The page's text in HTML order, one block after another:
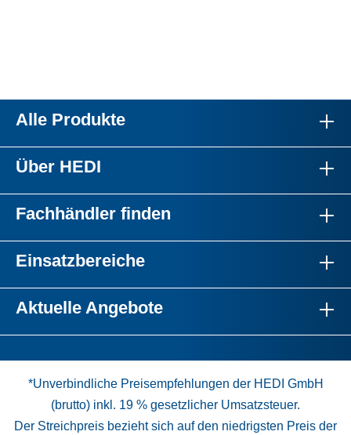
Alle Produkte
Über HEDI
Fachhändler finden
Einsatzbereiche
Aktuelle Angebote
*Unverbindliche Preisempfehlungen der HEDI GmbH
(brutto) inkl. 19 % gesetzlicher Umsatzsteuer.
Der Streichpreis bezieht sich auf den niedrigsten Preis der